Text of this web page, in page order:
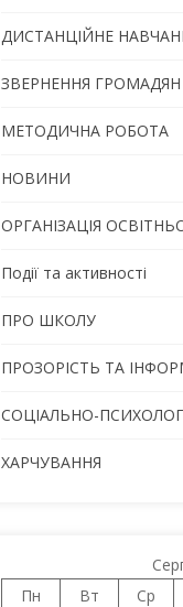
ДИСТАНЦІЙНЕ
ЗВЕРНЕННЯ ГРОМАДЯН
МЕТОДИЧНА РОБОТА
НОВИНИ
ОРГАНІЗАЦІЯ
Події та активності
ПРО ШКОЛУ
ПРОЗОРІСТЬ ТА
СОЦІАЛЬНО-
ХАРЧУВАННЯ
Пн
Вт Ср